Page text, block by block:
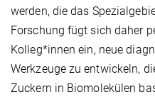
werden, die das
Forschung fügt sich daher
Kolleg*innen ein, neue
Werkzeuge zu entwickeln,
Zuckern in Biomolekülen